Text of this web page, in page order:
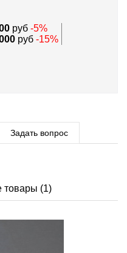
руб -5%
руб -15%
Задать вопрос
товары (1)